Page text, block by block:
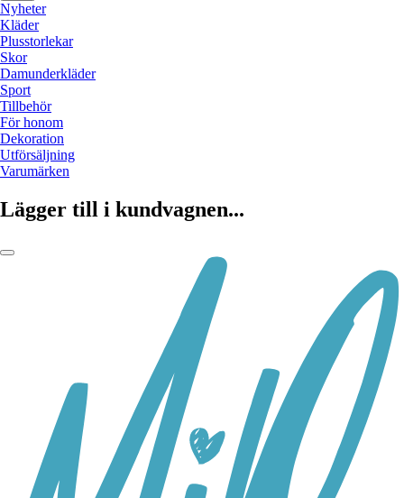
Nyheter
Kläder
Plusstorlekar
Skor
Damunderkläder
Sport
Tillbehör
För honom
Dekoration
Utförsäljning
Varumärken
Lägger till i kundvagnen...